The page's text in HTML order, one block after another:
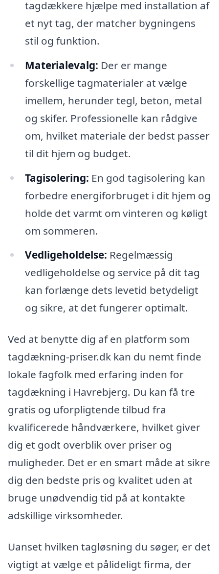
tagdækkere hjælpe med installation af
et nyt tag, der matcher bygningens
stil og funktion.
Materialevalg: Der er mange
forskellige tagmaterialer at vælge
imellem, herunder tegl, beton, metal
og skifer. Professionelle kan rådgive
om, hvilket materiale der bedst passer
til dit hjem og budget.
Tagisolering: En god tagisolering kan
forbedre energiforbruget i dit hjem og
holde det varmt om vinteren og køligt
om sommeren.
Vedligeholdelse: Regelmæssig
vedligeholdelse og service på dit tag
kan forlænge dets levetid betydeligt
og sikre, at det fungerer optimalt.
Ved at benytte dig af en platform som
tagdækning-priser.dk kan du nemt finde
lokale fagfolk med erfaring inden for
tagdækning i Havrebjerg. Du kan få tre
gratis og uforpligtende tilbud fra
kvalificerede håndværkere, hvilket giver
dig et godt overblik over priser og
muligheder. Det er en smart måde at sikre
dig den bedste pris og kvalitet uden at
bruge unødvendig tid på at kontakte
adskillige virksomheder.
Uanset hvilken tagløsning du søger, er det
vigtigt at vælge et pålideligt firma, der